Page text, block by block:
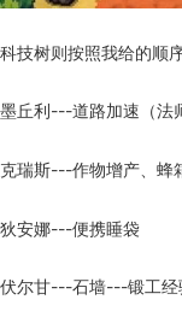
科技树则按照我给的顺
墨丘利---道路加速（法
克瑞斯---作物增产、蜂
狄安娜---便携睡袋
伏尔甘---石墙---锻工